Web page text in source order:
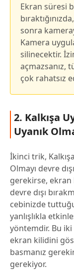
Ekran süresi
sonra
Kamera
silinecektir.
açmazsanız,
çok rahatsız
2. Kalkışa
Uyanık
İkinci trik,
Olmayı devre
gerekirse, ekran
devre dışı
cebinizde
yanlışlıkla
yöntemdir. Bu iki
ekran kilidini
basmanız
gerekiyor.